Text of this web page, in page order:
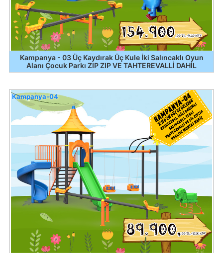
Kampanya - 03 Üç Kaydırak Üç Kule İki Salıncaklı Oyun
Alanı Çocuk Parkı ZIP ZIP VE TAHTEREVALLİ DAHİL
Kampanya-04